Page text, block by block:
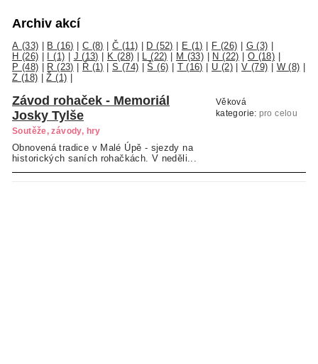
Archiv akcí
A (33) B (16) C (8) |Č (11) D (52) E (1) F (26) G (3)
H (26)
I (1) J (13) K (28) L (22) M (33) N (22) O (18)
P (48)
R (23) Ř (1) |S (74) |Š (6) T (16) U (2)|V (79) W (8)
Z (18) |Ž (1)
Závod rohaček - Memoriál
Josky Tylše
Soutěže, závody, hry
Obnovená tradice v Malé Úpě - sjezdy na
historických saních rohačkách. V neděli...
Věková
kategorie: pro celou